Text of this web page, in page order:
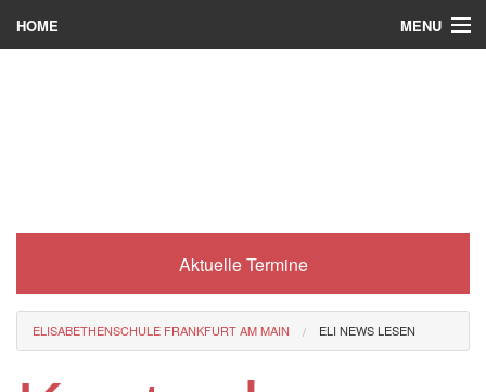
HOME MENU
Eli-Portal
Aktuelle Termine
ELISABETHENSCHULE FRANKFURT AM MAIN ELI NEWS LESEN